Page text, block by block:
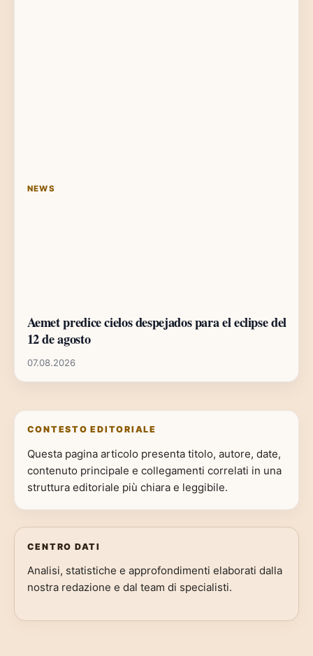
NEWS
Aemet predice cielos despejados para el eclipse del
12 de agosto
07.08.2026
CONTESTO EDITORIALE
Questa pagina articolo presenta titolo, autore, date,
contenuto principale e collegamenti correlati in una
struttura editoriale più chiara e leggibile.
CENTRO DATI
Analisi, statistiche e approfondimenti elaborati dalla
nostra redazione e dal team di specialisti.